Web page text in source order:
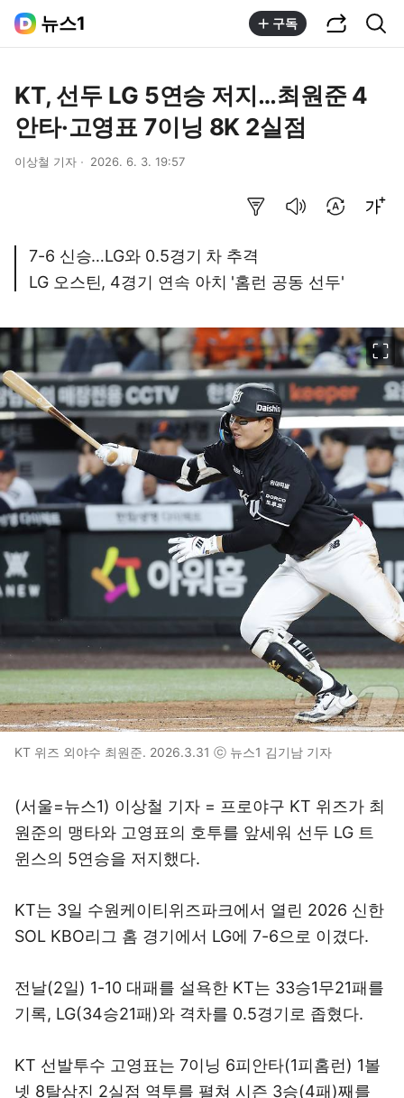
뉴스1 구독
KT, 선두 LG 5연승 저지…최원준 4
안타·고영표 7이닝 8K 2실점
이상철 기자 2026. 6. 3. 19:57
7-6 신승…LG와 0.5경기 차 추격
LG 오스틴, 4경기 연속 아치 '홈런 공동 선두'
KT 위즈 외야수 최원준. 2026.3.31 ⓒ 뉴스1 김기남 기자
(서울=뉴스1) 이상철 기자 = 프로야구 KT 위즈가 최
원준의 맹타와 고영표의 호투를 앞세워 선두 LG 트
윈스의 5연승을 저지했다.
KT는 3일 수원케이티위즈파크에서 열린 2026 신한
SOL KBO리그 홈 경기에서 LG에 7-6으로 이겼다.
전날(2일) 1-10 대패를 설욕한 KT는 33승1무21패를
기록, LG(34승21패)와 격차를 0.5경기로 좁혔다.
KT 선발투수 고영표는 7이닝 6피안타(1피홈런) 1볼
넷 8탈삼진 2실점 역투를 펼쳐 시즌 3승(4패)째를